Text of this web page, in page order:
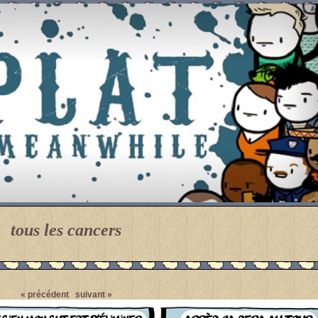
ce temps... Par Meanwhile.
tous les cancers
« précédent suivant »